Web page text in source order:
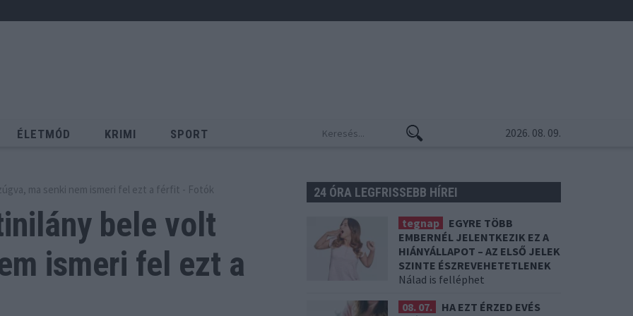
ÉLETMÓD KRIMI SPORT 2026. 08. 09.
ma senki nem ismeri fel ezt a férfit - Fotók
bele volt
ismeri fel ezt a
24 ÓRA LEGFRISSEBB HÍREI
tegnap
EGYRE TÖBB
EMBERNÉL JELENTKEZIK EZ A
HIÁNYÁLLAPOT – AZ ELSŐ JELEK
SZINTE ÉSZREVEHETETLENEK
Nálad is felléphet
08. 07.
HA EZT ÉRZED EVÉS